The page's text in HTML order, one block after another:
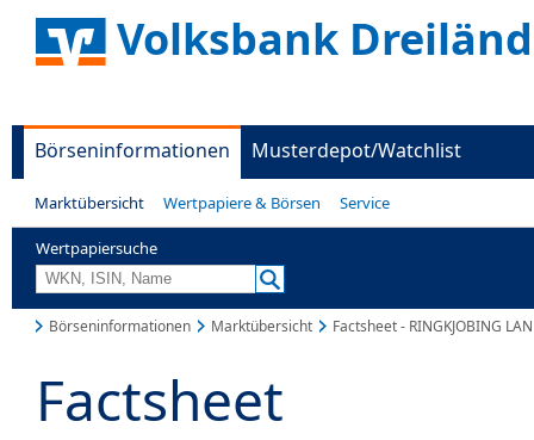
Volksbank
Börseninformationen Musterdepot/Watchlist
Marktübersicht Wertpapiere & Börsen Service
Wertpapiersuche
Börseninformationen Marktübersicht Factsheet - RINGKJOBING
Factsheet